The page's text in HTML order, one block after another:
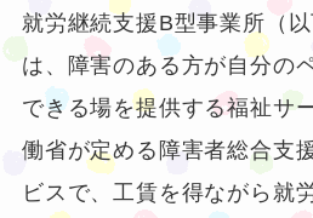
就労継続支援B型事業所（
は、障害のある方が自分の
できる場を提供する福祉サ
働省が定める障害者総合支
ビスで、工賃を得ながら就